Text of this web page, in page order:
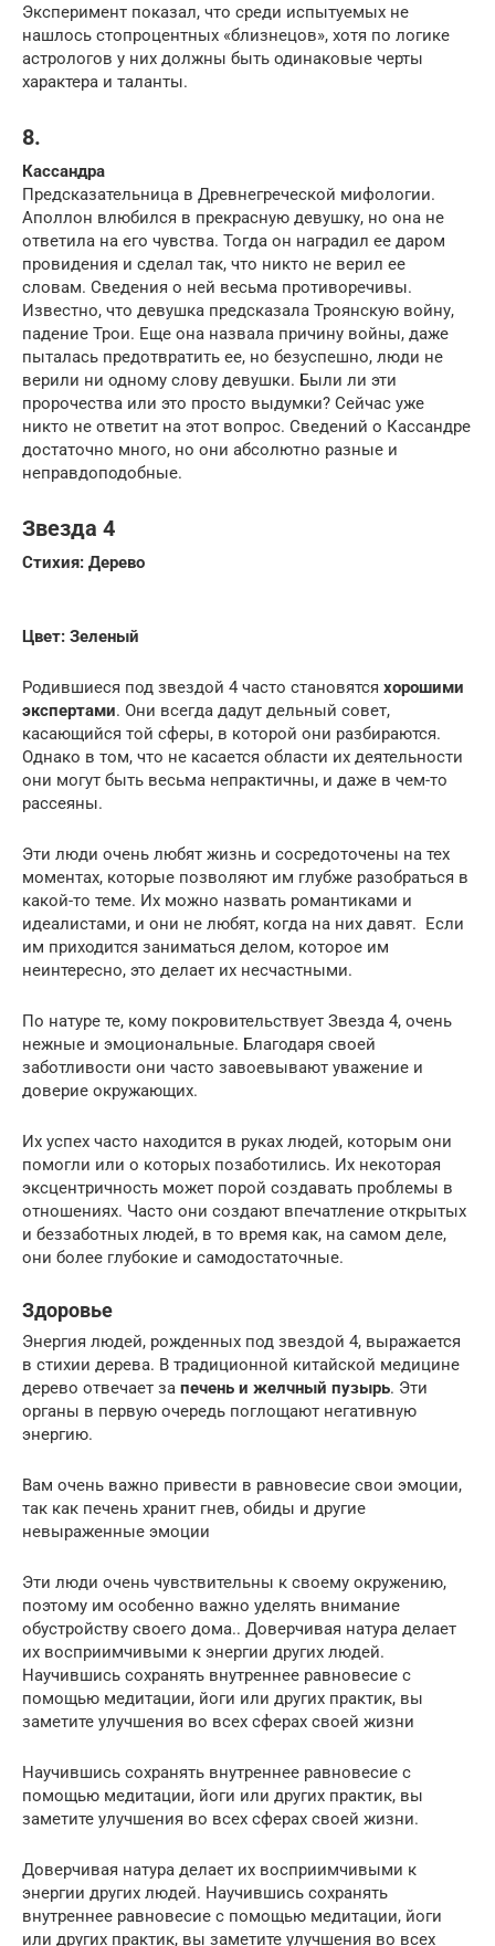
Эксперимент показал, что среди испытуемых не
нашлось стопроцентных «близнецов», хотя по логике
астрологов у них должны быть одинаковые черты
характера и таланты.
8.
Кассандра
Предсказательница в Древнегреческой мифологии.
Аполлон влюбился в прекрасную девушку, но она не
ответила на его чувства. Тогда он наградил ее даром
провидения и сделал так, что никто не верил ее
словам. Сведения о ней весьма противоречивы.
Известно, что девушка предсказала Троянскую войну,
падение Трои. Еще она назвала причину войны, даже
пыталась предотвратить ее, но безуспешно, люди не
верили ни одному слову девушки. Были ли эти
пророчества или это просто выдумки? Сейчас уже
никто не ответит на этот вопрос. Сведений о Кассандре
достаточно много, но они абсолютно разные и
неправдоподобные.
Звезда 4
Стихия: Дерево
Цвет: Зеленый
Родившиеся под звездой 4 часто становятся хорошими
экспертами. Они всегда дадут дельный совет,
касающийся той сферы, в которой они разбираются.
Однако в том, что не касается области их деятельности
они могут быть весьма непрактичны, и даже в чем-то
рассеяны.
Эти люди очень любят жизнь и сосредоточены на тех
моментах, которые позволяют им глубже разобраться в
какой-то теме. Их можно назвать романтиками и
идеалистами, и они не любят, когда на них давят. Если
им приходится заниматься делом, которое им
неинтересно, это делает их несчастными.
По натуре те, кому покровительствует Звезда 4, очень
нежные и эмоциональные. Благодаря своей
заботливости они часто завоевывают уважение и
доверие окружающих.
Их успех часто находится в руках людей, которым они
помогли или о которых позаботились. Их некоторая
эксцентричность может порой создавать проблемы в
отношениях. Часто они создают впечатление открытых
и беззаботных людей, в то время как, на самом деле,
они более глубокие и самодостаточные.
Здоровье
Энергия людей, рожденных под звездой 4, выражается
в стихии дерева. В традиционной китайской медицине
дерево отвечает за печень и желчный пузырь. Эти
органы в первую очередь поглощают негативную
энергию.
Вам очень важно привести в равновесие свои эмоции,
так как печень хранит гнев, обиды и другие
невыраженные эмоции
Эти люди очень чувствительны к своему окружению,
поэтому им особенно важно уделять внимание
обустройству своего дома.. Доверчивая натура делает
их восприимчивыми к энергии других людей.
Научившись сохранять внутреннее равновесие с
помощью медитации, йоги или других практик, вы
заметите улучшения во всех сферах своей жизни
Научившись сохранять внутреннее равновесие с
помощью медитации, йоги или других практик, вы
заметите улучшения во всех сферах своей жизни.
Доверчивая натура делает их восприимчивыми к
энергии других людей. Научившись сохранять
внутреннее равновесие с помощью медитации, йоги
или других практик, вы заметите улучшения во всех